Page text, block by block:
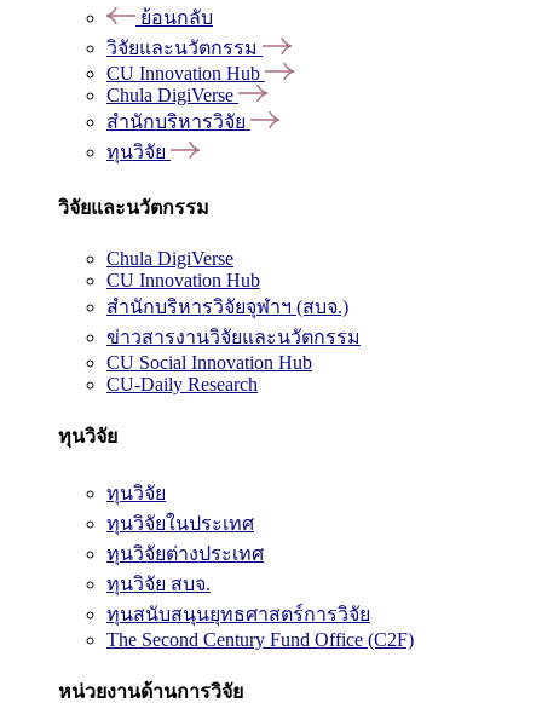
ย้อนกลับ
วิจัยและนวัตกรรม
CU Innovation Hub
Chula DigiVerse
สำนักบริหารวิจัย
ทุนวิจัย
วิจัยและนวัตกรรม
Chula DigiVerse
CU Innovation Hub
สำนักบริหารวิจัยจุฬาฯ (สบจ.)
ข่าวสารงานวิจัยและนวัตกรรม
CU Social Innovation Hub
CU-Daily Research
ทุนวิจัย
ทุนวิจัย
ทุนวิจัยในประเทศ
ทุนวิจัยต่างประเทศ
ทุนวิจัย สบจ.
ทุนสนับสนุนยุทธศาสตร์การวิจัย
The Second Century Fund Office (C2F)
หน่วยงานด้านการวิจัย